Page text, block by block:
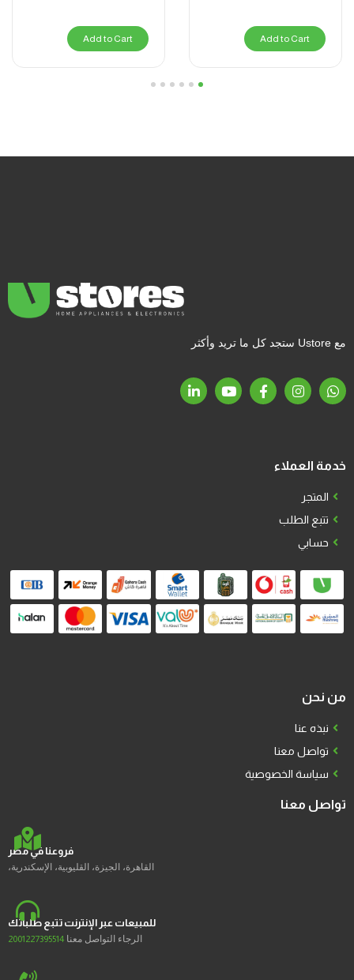
Add to Cart
Add to Cart
1
2
مع Ustore ستجد كل ما تريد وأكثر
خدمة العملاء
المتجر
تتبع الطلب
حسابي
من نحن
نبذه عنا
تواصل معنا
سياسة الخصوصية
تواصل معنا
فروعنا في مصر
القاهرة، الجيزة، القليوبية، الإسكندرية،
للمبيعات عبر الإنترنت تتبع طلباتك
الرجاء التواصل معنا 2001227395514